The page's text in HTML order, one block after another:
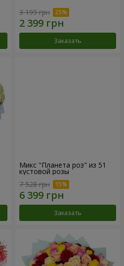
3 199 грн
Заказать
Микс "Планета роз" из 51
кустовой розы
7 528 грн
Заказать